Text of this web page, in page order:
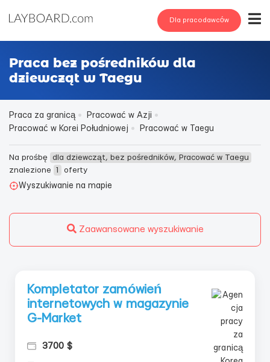
Dla pracodawców
Praca bez pośredników dla
dziewcząt w Taegu
Praca za granicą
Pracować w Azji
Pracować w Korei Południowej
Pracować w Taegu
Na prośbę dla dziewcząt, bez pośredników, Pracować w Taegu
znalezione
1
oferty
Wyszukiwanie na mapie
Zaawansowane wyszukiwanie
Kompletator zamówień
internetowych w magazynie
G-Market
3700 $